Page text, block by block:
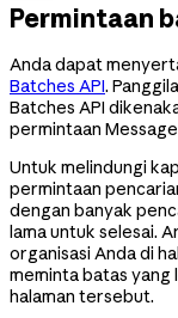
Permintaan
Anda dapat
Batches API.
Batches API
permintaan
Untuk melindungi
permintaan
dengan banyak
lama untuk selesai.
organisasi Anda di
meminta batas yang
halaman tersebut.